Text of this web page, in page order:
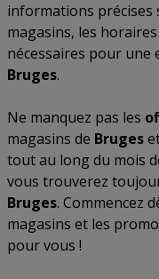
informations précises
magasins, les
nécessaires pour une
Bruges.
Ne manquez pas les
magasins de Bruges
tout au long du mois
vous trouverez
Bruges. Commencez
magasins et les
pour vous !